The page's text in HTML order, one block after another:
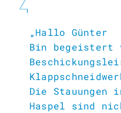
„Hallo Günter
Bin begeistert
Die Stauungen
Haspel sind